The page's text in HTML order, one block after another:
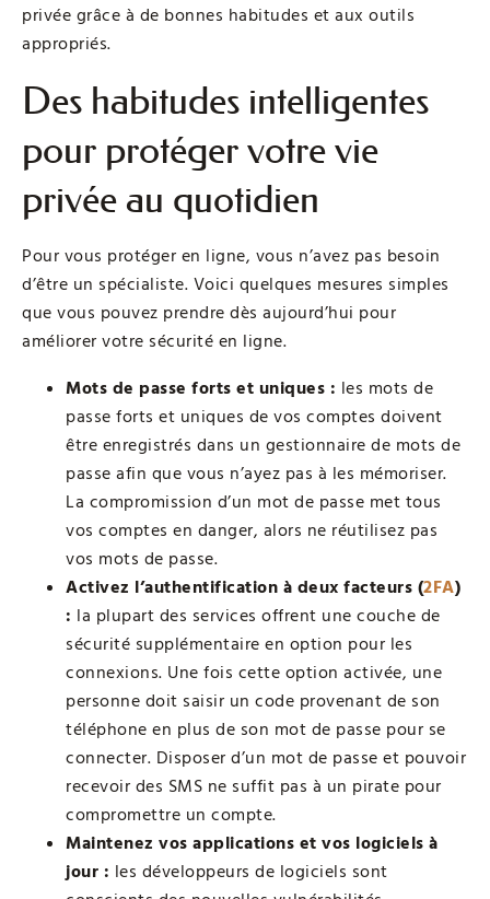
privée grâce à de bonnes habitudes et aux outils
appropriés.
Des habitudes intelligentes
pour protéger votre vie
privée au quotidien
Pour vous protéger en ligne, vous n’avez pas besoin
d’être un spécialiste. Voici quelques mesures simples
que vous pouvez prendre dès aujourd’hui pour
améliorer votre sécurité en ligne.
Mots de passe forts et uniques : les mots de
passe forts et uniques de vos comptes doivent
être enregistrés dans un gestionnaire de mots de
passe afin que vous n’ayez pas à les mémoriser.
La compromission d’un mot de passe met tous
vos comptes en danger, alors ne réutilisez pas
vos mots de passe.
Activez l’authentification à deux facteurs (2FA)
: la plupart des services offrent une couche de
sécurité supplémentaire en option pour les
connexions. Une fois cette option activée, une
personne doit saisir un code provenant de son
téléphone en plus de son mot de passe pour se
connecter. Disposer d’un mot de passe et pouvoir
recevoir des SMS ne suffit pas à un pirate pour
compromettre un compte.
Maintenez vos applications et vos logiciels à
jour : les développeurs de logiciels sont